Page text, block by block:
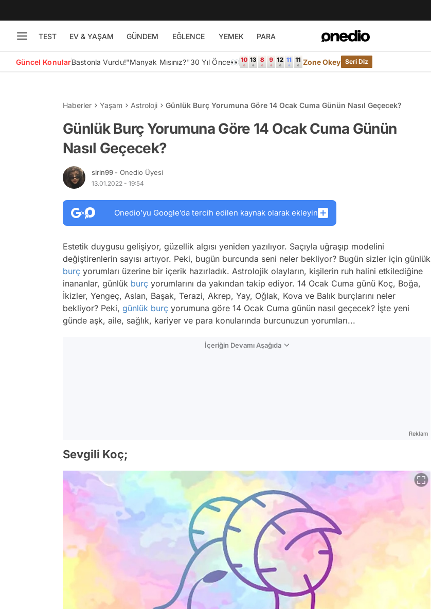
TEST EV & YAŞAM GÜNDEM EĞLENCE YEMEK PARA
Güncel KonularBastonla Vurdu!"Manyak Mısınız?"30 Yıl Önce👀 Zone Okey Seri Diz
Haberler Yaşam Astroloji Günlük Burç Yorumuna Göre 14 Ocak Cuma Günün Nasıl Geçecek?
Günlük Burç Yorumuna Göre 14 Ocak Cuma Günün
Nasıl Geçecek?
sirin99 - Onedio Üyesi
13.01.2022 - 19:54
Onedio’yu Google’da tercih edilen kaynak olarak ekleyin
Estetik duygusu gelişiyor, güzellik algısı yeniden yazılıyor. Saçıyla uğraşıp modelini
değiştirenlerin sayısı artıyor. Peki, bugün burcunda seni neler bekliyor? Bugün sizler için günlük
burç yorumları üzerine bir içerik hazırladık. Astrolojik olayların, kişilerin ruh halini etkilediğine
inananlar, günlük burç yorumlarını da yakından takip ediyor. 14 Ocak Cuma günü Koç, Boğa,
İkizler, Yengeç, Aslan, Başak, Terazi, Akrep, Yay, Oğlak, Kova ve Balık burçlarını neler
bekliyor? Peki, günlük burç yorumuna göre 14 Ocak Cuma günün nasıl geçecek? İşte yeni
günde aşk, aile, sağlık, kariyer ve para konularında burcunuzun yorumları...
İçeriğin Devamı Aşağıda
Reklam
Sevgili Koç;